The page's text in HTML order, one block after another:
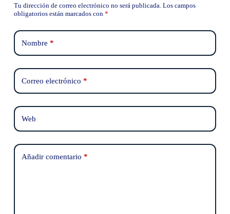
Tu dirección de correo electrónico no será publicada. Los campos
obligatorios están marcados con *
Nombre *
Correo electrónico *
Web
Añadir comentario *